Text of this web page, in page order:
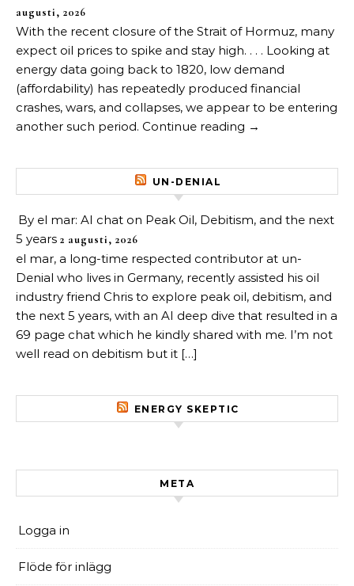
augusti, 2026
With the recent closure of the Strait of Hormuz, many
expect oil prices to spike and stay high. . . . Looking at
energy data going back to 1820, low demand
(affordability) has repeatedly produced financial
crashes, wars, and collapses, we appear to be entering
another such period. Continue reading →
UN-DENIAL
By el mar: AI chat on Peak Oil, Debitism, and the next
5 years 2 augusti, 2026
el mar, a long-time respected contributor at un-
Denial who lives in Germany, recently assisted his oil
industry friend Chris to explore peak oil, debitism, and
the next 5 years, with an AI deep dive that resulted in a
69 page chat which he kindly shared with me. I’m not
well read on debitism but it […]
ENERGY SKEPTIC
META
Logga in
Flöde för inlägg